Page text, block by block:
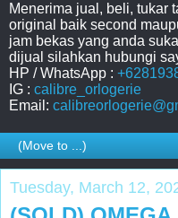
Menerima jual, beli, tukar
original baik second
jam bekas yang anda
dijual silahkan hubungi
HP / WhatsApp :
IG : calibre_orlogerie
Email:
Tuesday, March 12,